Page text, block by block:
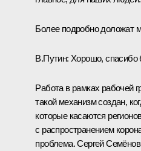
Более подробно доложат
В.Путин: Хорошо, спасибо
Работа в рамках рабочей
такой механизм создан,
которые касаются
с распространением
проблема. Сергей